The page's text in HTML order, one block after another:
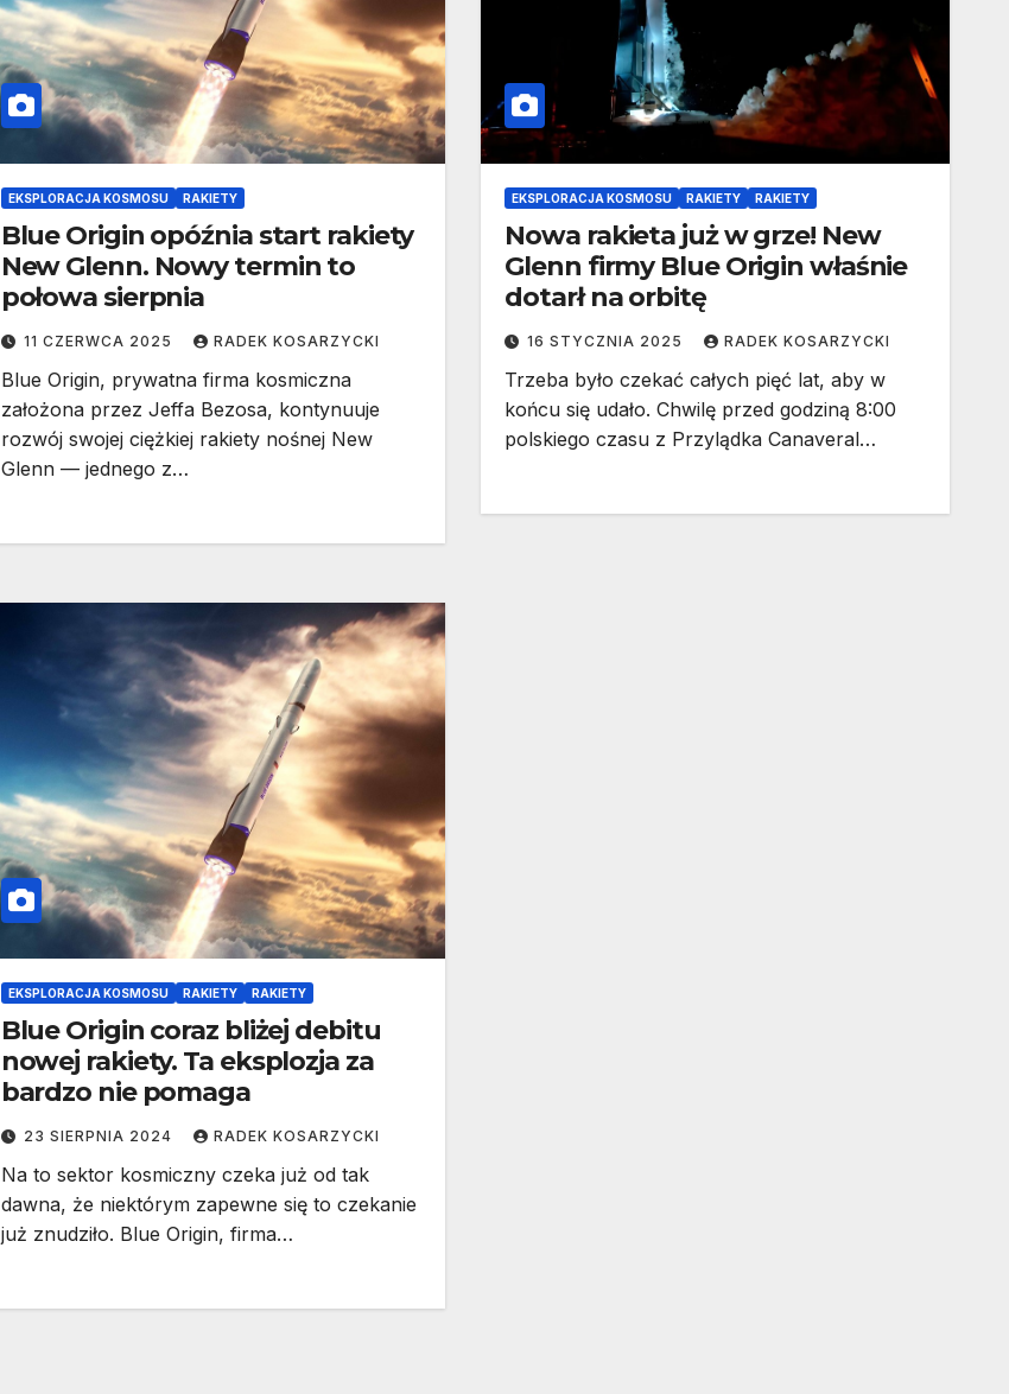
EKSPLORACJA KOSMOSU RAKIETY
Blue Origin opóźnia start rakiety
New Glenn. Nowy termin to
połowa sierpnia
11 CZERWCA 2025 RADEK KOSARZYCKI
Blue Origin, prywatna firma kosmiczna
założona przez Jeffa Bezosa, kontynuuje
rozwój swojej ciężkiej rakiety nośnej New
Glenn — jednego z…
EKSPLORACJA KOSMOSU RAKIETY RAKIETY
Nowa rakieta już w grze! New
Glenn firmy Blue Origin właśnie
dotarł na orbitę
16 STYCZNIA 2025 RADEK KOSARZYCKI
Trzeba było czekać całych pięć lat, aby w
końcu się udało. Chwilę przed godziną 8:00
polskiego czasu z Przylądka Canaveral…
EKSPLORACJA KOSMOSU RAKIETY RAKIETY
Blue Origin coraz bliżej debitu
nowej rakiety. Ta eksplozja za
bardzo nie pomaga
23 SIERPNIA 2024 RADEK KOSARZYCKI
Na to sektor kosmiczny czeka już od tak
dawna, że niektórym zapewne się to czekanie
już znudziło. Blue Origin, firma…